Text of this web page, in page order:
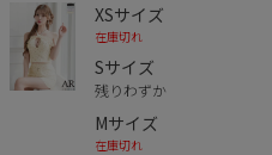
XSサイズ
在庫切れ
Sサイズ
残りわずか
Mサイズ
在庫切れ